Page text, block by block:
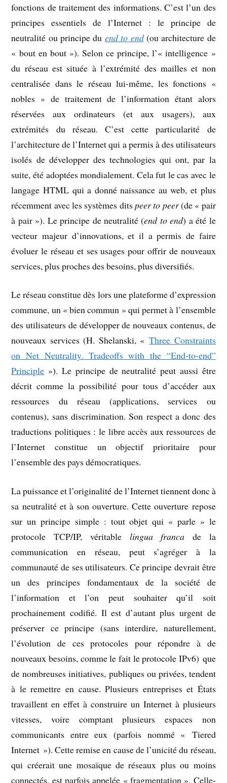
fonctions de traitement des informations. C’est l’un des
principes essentiels de l’Internet : le principe de
neutralité ou principe du end to end(ou architecture de
« bout en bout »). Selon ce principe, l’« intelligence »
du réseau est située à l’extrémité des mailles et non
centralisée dans le réseau lui-même, les fonctions «
nobles » de traitement de l’information étant alors
réservées aux ordinateurs (et aux usagers), aux
extrémités du réseau. C’est cette particularité de
l’architecture de l’Internet qui a permis à des utilisateurs
isolés de développer des technologies qui ont, par la
suite, été adoptées mondialement. Cela fut le cas avec le
langage HTML qui a donné naissance au web, et plus
récemment avec les systèmes ditspeer to peer(de « pair
à pair »). Le principe de neutralité (end to end) a été le
vecteur majeur d’innovations, et il a permis de faire
évoluer le réseau et ses usages pour offrir de nouveaux
services, plus proches des besoins, plus diversifiés.
Le réseau constitue dès lors une plateforme d’expression
commune, un « bien commun » qui permet à l’ensemble
des utilisateurs de développer de nouveaux contenus, de
nouveaux services (H. Shelanski, «Three Constraints
on Net Neutrality. Tradeoffs with the “End-to-end”
Principle »). Le principe de neutralité peut aussi être
décrit comme la possibilité pour tous d’accéder aux
ressources du réseau (applications, services ou
contenus), sans discrimination. Son respect a donc des
traductions politiques : le libre accès aux ressources de
l’Internet constitue un objectif prioritaire pour
l’ensemble des pays démocratiques.
La puissance et l’originalité de l’Internet tiennent donc à
sa neutralité et à son ouverture. Cette ouverture repose
sur un principe simple : tout objet qui « parle » le
protocole TCP/IP, véritable lingua franca de la
communication en réseau, peut s’agréger à la
communauté de ses utilisateurs. Ce principe devrait être
un des principes fondamentaux de la société de
l’information et l’on peut souhaiter qu’il soit
prochainement codifié. Il est d’autant plus urgent de
préserver ce principe (sans interdire, naturellement,
l’évolution de ces protocoles pour répondre à de
nouveaux besoins, comme le fait le protocole IPv6) que
de nombreuses initiatives, publiques ou privées, tendent
à le remettre en cause. Plusieurs entreprises et États
travaillent en effet à construire un Internet à plusieurs
vitesses, voire comptant plusieurs espaces non
communicants entre eux (parfois nommé « Tiered
Internet »). Cette remise en cause de l’unicité du réseau,
qui créerait une mosaïque de réseaux plus ou moins
connectés, est parfois appelée « fragmentation ». Celle-